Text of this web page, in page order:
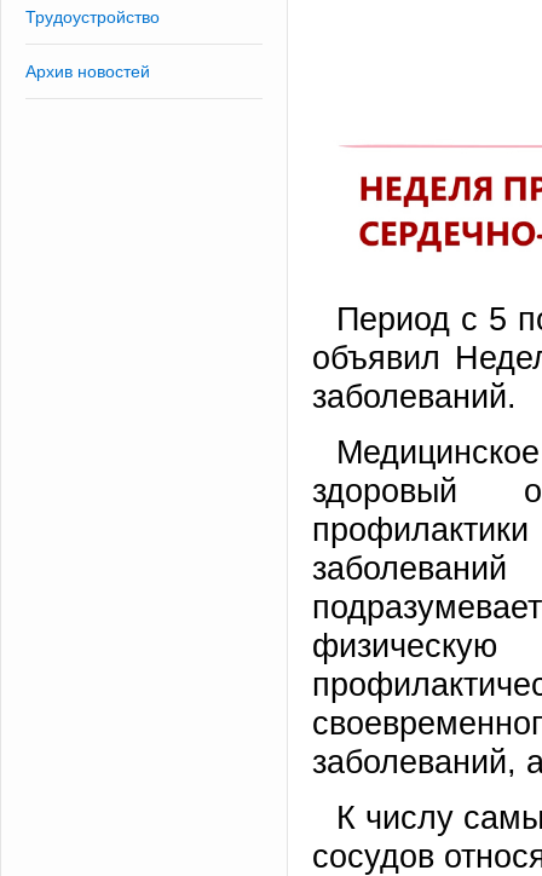
Трудоустройство
Архив новостей
Период с 5
объявил
заболеваний.
здоровый
заболеваний,
К числу
сосудов